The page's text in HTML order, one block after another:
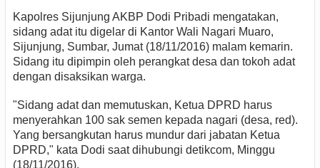
Kapolres Sijunjung AKBP Dodi Pribadi mengatakan,
sidang adat itu digelar di Kantor Wali Nagari Muaro,
Sijunjung, Sumbar, Jumat (18/11/2016) malam kemarin.
Sidang itu dipimpin oleh perangkat desa dan tokoh adat
dengan disaksikan warga.
"Sidang adat dan memutuskan, Ketua DPRD harus
menyerahkan 100 sak semen kepada nagari (desa, red).
Yang bersangkutan harus mundur dari jabatan Ketua
DPRD," kata Dodi saat dihubungi detikcom, Minggu
(18/11/2016).